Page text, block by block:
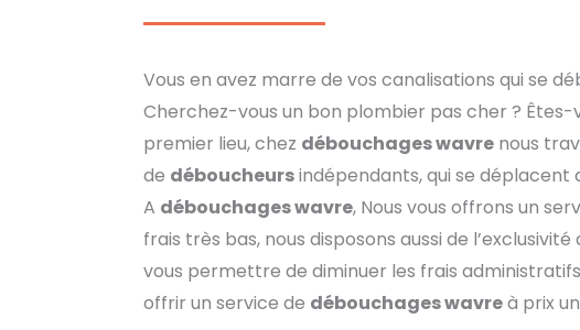
Vous en avez marre de vos canalisations qui se
Cherchez-vous un bon plombier pas cher ? Êtes-
premier lieu, chez débouchages wavrenous
de déboucheursindépendants, qui se déplacent
A débouchages wavre, Nous vous offrons un
frais très bas, nous disposons aussi de
vous permettre de diminuer les frais
offrir un service de débouchages wavreà prix